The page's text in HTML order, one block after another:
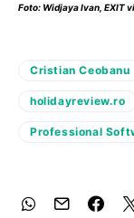
Foto: Widjaya Ivan EXIT
Cristian Ceobanu
holidayreview.ro
Professional